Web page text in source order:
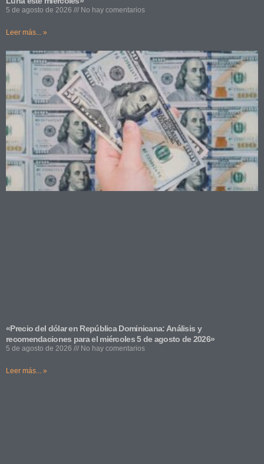
5 de agosto de 2026 No hay comentarios
Leer más... »
«Precio del dólar en República Dominicana: Análisis y
recomendaciones para el miércoles 5 de agosto de 2026»
5 de agosto de 2026 No hay comentarios
Leer más... »